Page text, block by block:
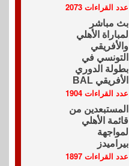
عدد القراءات 2073
بث مباشر
لمباراة الأهلي
والأفريقي
التونسي في
بطولة الدوري
الأفريقي BAL
عدد القراءات 1904
المستبعدين من
قائمة الأهلي
لمواجهة
بيراميدز
عدد القراءات 1897